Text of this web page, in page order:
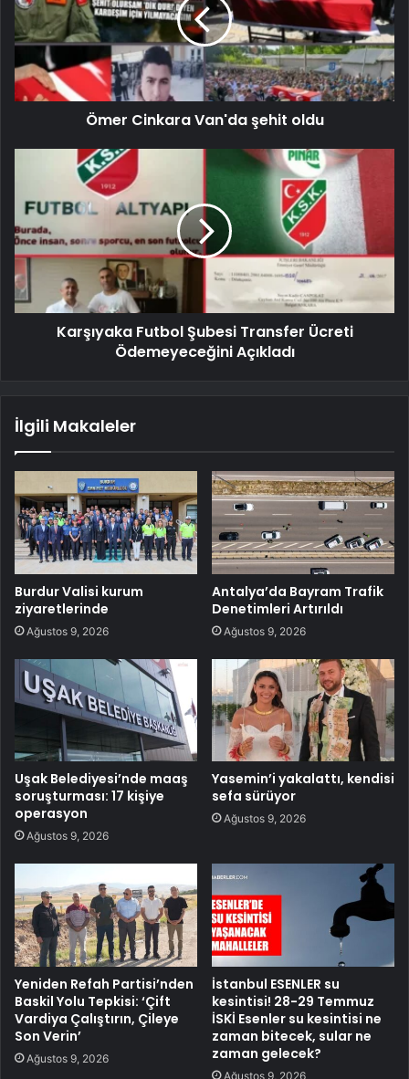
Ömer Cinkara Van'da şehit oldu
Karşıyaka Futbol Şubesi Transfer Ücreti
Ödemeyeceğini Açıkladı
İlgili Makaleler
Burdur Valisi kurum
ziyaretlerinde
Ağustos 9, 2026
Antalya’da Bayram Trafik
Denetimleri Artırıldı
Ağustos 9, 2026
Uşak Belediyesi’nde maaş
soruşturması: 17 kişiye
operasyon
Ağustos 9, 2026
Yasemin’i yakalattı, kendisi
sefa sürüyor
Ağustos 9, 2026
Yeniden Refah Partisi’nden
Baskil Yolu Tepkisi: ‘Çift
Vardiya Çalıştırın, Çileye
Son Verin’
Ağustos 9, 2026
İstanbul ESENLER su
kesintisi! 28-29 Temmuz
İSKİ Esenler su kesintisi ne
zaman bitecek, sular ne
zaman gelecek?
Ağustos 9, 2026